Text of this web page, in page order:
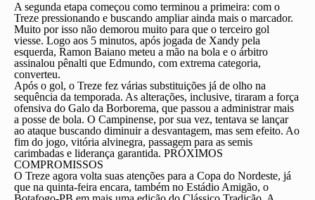
A segunda etapa começou como terminou a primeira: com o
Treze pressionando e buscando ampliar ainda mais o marcador.
Muito por isso não demorou muito para que o terceiro gol
viesse. Logo aos 5 minutos, após jogada de Xandy pela
esquerda, Ramon Baiano meteu a mão na bola e o árbitro
assinalou pênalti que Edmundo, com extrema categoria,
converteu.
Após o gol, o Treze fez várias substituições já de olho na
sequência da temporada. As alterações, inclusive, tiraram a força
ofensiva do Galo da Borborema, que passou a administrar mais
a posse de bola. O Campinense, por sua vez, tentava se lançar
ao ataque buscando diminuir a desvantagem, mas sem efeito. Ao
fim do jogo, vitória alvinegra, passagem para as semis
carimbadas e liderança garantida. PRÓXIMOS
COMPROMISSOS
O Treze agora volta suas atenções para a Copa do Nordeste, já
que na quinta-feira encara, também no Estádio Amigão, o